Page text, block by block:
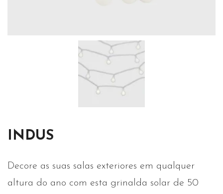
INDUS
Decore as suas salas exteriores em qualquer
altura do ano com esta grinalda solar de 50